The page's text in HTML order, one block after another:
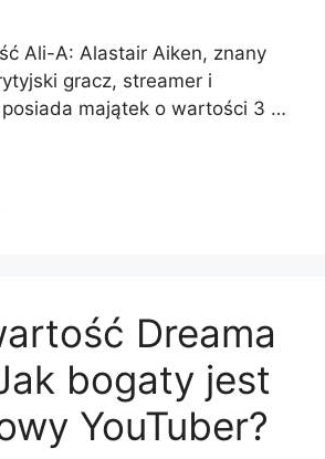
Ali-A: Alastair Aiken, znany
gracz, streamer i
majątek o wartości 3 …
Dreama
bogaty jest
YouTuber?